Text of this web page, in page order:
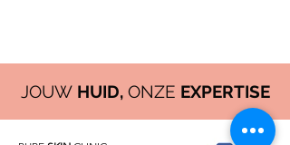
JOUW HUID, ONZE EXPERTISE